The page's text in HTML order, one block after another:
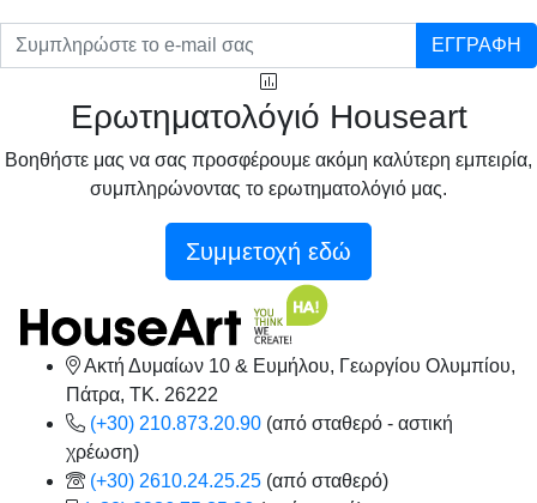
ΕΓΓΡΑΦΗ
Ερωτηματολόγιό Houseart
Βοηθήστε μας να σας προσφέρουμε ακόμη καλύτερη εμπειρία,
συμπληρώνοντας το ερωτηματολόγιό μας.
Συμμετοχή εδώ
Ακτή Δυμαίων 10 & Ευμήλου, Γεωργίου Ολυμπίου,
Πάτρα, TK. 26222
(+30) 210.873.20.90 (από σταθερό - αστική
χρέωση)
(+30) 2610.24.25.25 (από σταθερό)